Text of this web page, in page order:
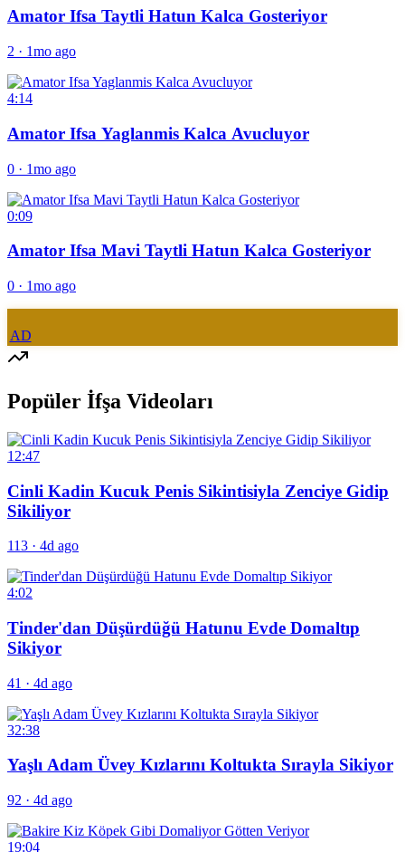
Amator Ifsa Taytli Hatun Kalca Gosteriyor
2 · 1mo ago
4:14
Amator Ifsa Yaglanmis Kalca Avucluyor
0 · 1mo ago
0:09
Amator Ifsa Mavi Taytli Hatun Kalca Gosteriyor
0 · 1mo ago
AD
Popüler İfşa Videoları
12:47
Cinli Kadin Kucuk Penis Sikintisiyla Zenciye Gidip
Sikiliyor
113 · 4d ago
4:02
Tinder'dan Düşürdüğü Hatunu Evde Domaltıp
Sikiyor
41 · 4d ago
32:38
Yaşlı Adam Üvey Kızlarını Koltukta Sırayla Sikiyor
92 · 4d ago
19:04